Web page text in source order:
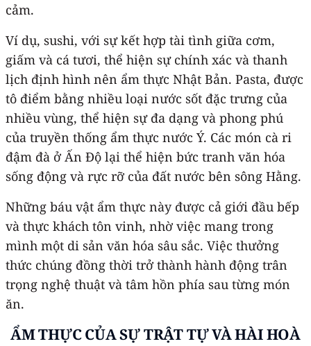
cảm.
Ví dụ, sushi, với sự kết hợp tài tình giữa cơm,
giấm và cá tươi, thể hiện sự chính xác và thanh
lịch định hình nên ẩm thực Nhật Bản. Pasta, được
tô điểm bằng nhiều loại nước sốt đặc trưng của
nhiều vùng, thể hiện sự đa dạng và phong phú
của truyền thống ẩm thực nước Ý. Các món cà ri
đậm đà ở Ấn Độ lại thể hiện bức tranh văn hóa
sống động và rực rỡ của đất nước bên sông Hằng.
Những báu vật ẩm thực này được cả giới đầu bếp
và thực khách tôn vinh, nhờ việc mang trong
mình một di sản văn hóa sâu sắc. Việc thưởng
thức chúng đồng thời trở thành hành động trân
trọng nghệ thuật và tâm hồn phía sau từng món
ăn.
ẨM THỰC CỦA SỰ TRẬT TỰ VÀ HÀI HOÀ